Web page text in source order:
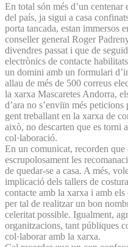
En total són més d’un
del país, ja sigui a casa
porta tancada, estan immersos
conseller general Roger
divendres passat i que de
electrònics de contacte
un domini amb un formulari
allau de més de 500 correus
la xarxa Mascaretes Andorra,
d’ara no s’enviïn més
gent treballant en la xarxa de
això, no descarten que es torni
col·laboració.
En un comunicat, recorden que
escrupolosament les
de quedar-se a casa. A més,
implicació dels tallers de
contacte amb la xarxa i amb
per tal de realitzar un bon
celeritat possible. Igualment,
organitzacions, tant públiques
col·laborar amb la xarxa.